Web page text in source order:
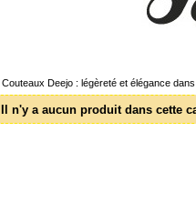
Couteaux Deejo : légèreté et élégance
Il n'y a aucun produit dans cette